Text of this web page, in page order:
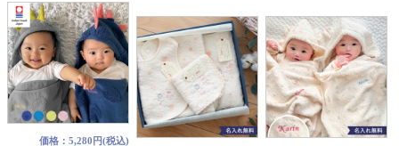
価格：5,280円(税込)